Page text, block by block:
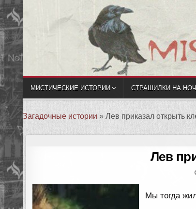
МИСТИЧЕСКИЕ ИСТОРИИ СТРАШИЛКИ НА
Загадочные истории » Лев приказал открыть
Лев
Мы тогда